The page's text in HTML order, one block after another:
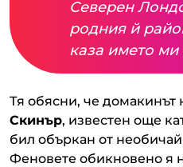
Северен
родния й
каза името
Тя обясни, че домакинът
Скинър, известен още
бил объркан от
Феновете обикновено я